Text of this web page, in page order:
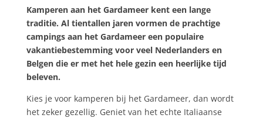
Kamperen aan het Gardameer kent een lange
traditie. Al tientallen jaren vormen de prachtige
campings aan het Gardameer een populaire
vakantiebestemming voor veel Nederlanders en
Belgen die er met het hele gezin een heerlijke tijd
beleven.
Kies je voor kamperen bij het Gardameer, dan wordt
het zeker gezellig. Geniet van het echte Italiaanse